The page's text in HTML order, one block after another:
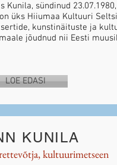
Kunila, sündinud
üks Hiiumaa Kultuuri
kunstinäituste ja
jõudnud nii Eesti
LOE EDASI
KUNILA
kultuurimetseen